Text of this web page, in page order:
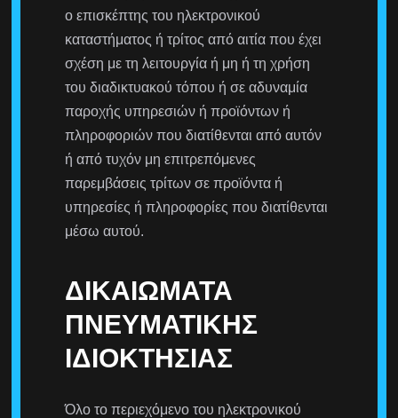
ο επισκέπτης του ηλεκτρονικού
καταστήματος ή τρίτος από αιτία που έχει
σχέση με τη λειτουργία ή μη ή τη χρήση
του διαδικτυακού τόπου ή σε αδυναμία
παροχής υπηρεσιών ή προϊόντων ή
πληροφοριών που διατίθενται από αυτόν
ή από τυχόν μη επιτρεπόμενες
παρεμβάσεις τρίτων σε προϊόντα ή
υπηρεσίες ή πληροφορίες που διατίθενται
μέσω αυτού.
ΔΙΚΑΙΏΜΑΤΑ
ΠΝΕΥΜΑΤΙΚΉΣ
ΙΔΙΟΚΤΗΣΊΑΣ
Όλο το περιεχόμενο του ηλεκτρονικού